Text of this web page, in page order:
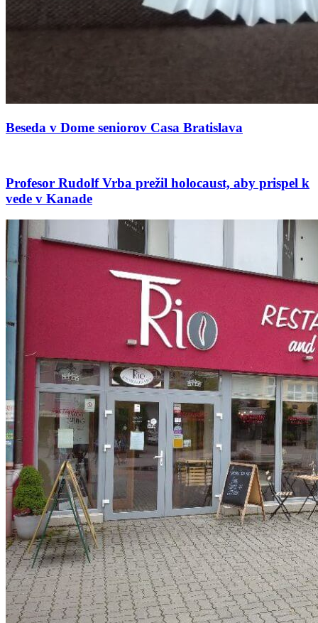
Beseda v Dome seniorov Casa Bratislava
Profesor Rudolf Vrba prežil holocaust, aby prispel k
vede v Kanade